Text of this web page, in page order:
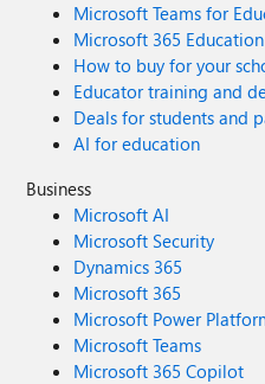
Microsoft Teams for
Microsoft 365 Education
How to buy for your
Educator training and
Deals for students and
AI for education
Business
Microsoft AI
Microsoft Security
Dynamics 365
Microsoft 365
Microsoft Power
Microsoft Teams
Microsoft 365 Copilot